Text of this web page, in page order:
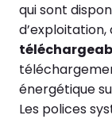
qui sont
d’exploitation,
énergétique
Les polices